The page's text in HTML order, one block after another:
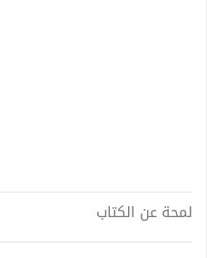
لمحة عن الكتاب